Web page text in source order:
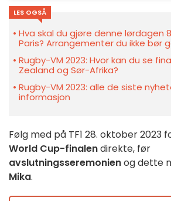
LES OGSÅ
Hva skal du gjøre denne lørdagen
Paris? Arrangementer du ikke bør
Rugby-VM 2023: Hvor kan du se
Zealand og Sør-Afrika?
Rugby-VM 2023: alle de siste
informasjon
Følg med på TF1 28. oktober 2023
World Cup-finalendirekte, før
avslutningsseremonienog dette
Mika.